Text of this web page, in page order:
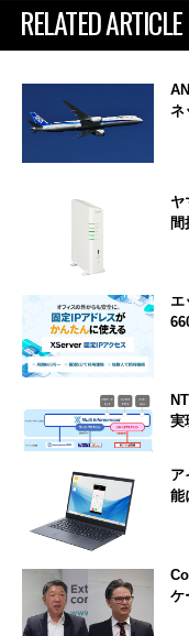
RELATED ARTICLE
ネ
ヤ
エ
実
ア
能
ケ